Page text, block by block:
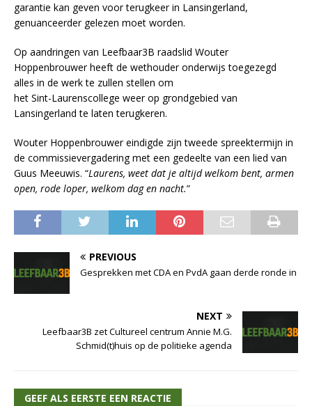
garantie kan geven voor terugkeer in Lansingerland,
genuanceerder gelezen moet worden.
Op aandringen van Leefbaar3B raadslid Wouter
Hoppenbrouwer heeft de wethouder onderwijs toegezegd
alles in de werk te zullen stellen om
het Sint-Laurenscollege weer op grondgebied van
Lansingerland te laten terugkeren.
Wouter Hoppenbrouwer eindigde zijn tweede spreektermijn in
de commissievergadering met een gedeelte van een lied van
Guus Meeuwis. “Laurens, weet dat je altijd welkom bent, armen
open, rode loper, welkom dag en nacht.”
PREVIOUS
Gesprekken met CDA en PvdA gaan derde ronde in
NEXT
Leefbaar3B zet Cultureel centrum Annie M.G.
Schmid(t)huis op de politieke agenda
GEEF ALS EERSTE EEN REACTIE